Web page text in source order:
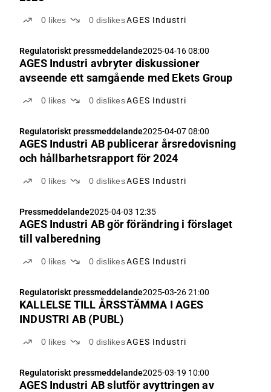
0 likes 0 dislikesAGES Industri
Regulatoriskt pressmeddelande2025-04-16 08:00
AGES Industri avbryter diskussioner
avseende ett samgående med Ekets Group
0 likes 0 dislikesAGES Industri
Regulatoriskt pressmeddelande2025-04-07 08:00
AGES Industri AB publicerar årsredovisning
och hållbarhetsrapport för 2024
0 likes 0 dislikesAGES Industri
Pressmeddelande2025-04-03 12:35
AGES Industri AB gör förändring i förslaget
till valberedning
0 likes 0 dislikesAGES Industri
Regulatoriskt pressmeddelande2025-03-26 21:00
KALLELSE TILL ÅRSSTÄMMA I AGES
INDUSTRI AB (PUBL)
0 likes 0 dislikesAGES Industri
Regulatoriskt pressmeddelande2025-03-19 10:00
AGES Industri AB slutför avyttringen av